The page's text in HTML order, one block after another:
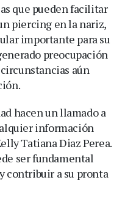
que pueden facilitar
piercing en la nariz,
importante para su
preocupación
aún
hacen un llamado a
información
Tatiana Diaz Perea.
ser fundamental
contribuir a su pronta